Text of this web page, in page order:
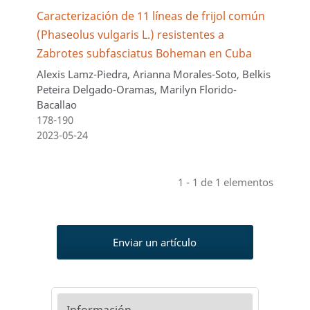
Caracterización de 11 líneas de frijol común
(Phaseolus vulgaris L.) resistentes a
Zabrotes subfasciatus Boheman en Cuba
Alexis Lamz-Piedra, Arianna Morales-Soto, Belkis
Peteira Delgado-Oramas, Marilyn Florido-
Bacallao
178-190
2023-05-24
1 - 1 de 1 elementos
Enviar un artículo